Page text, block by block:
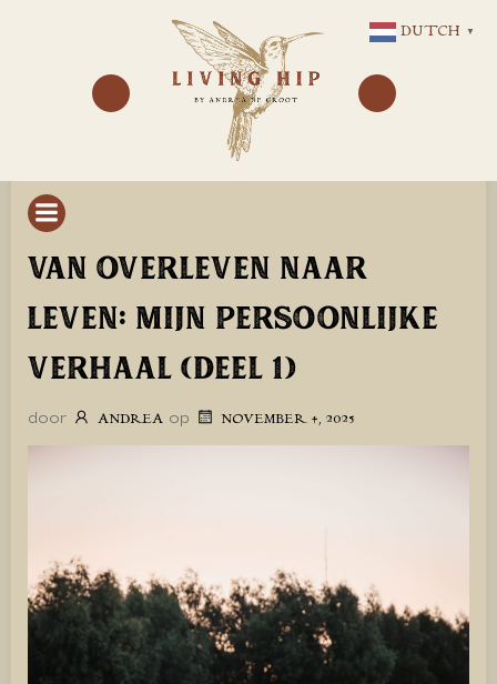
NAAR
DE
INHOUD
VAN OVERLEVEN NAAR
LEVEN: MIJN PERSOONLIJKE
VERHAAL (DEEL 1)
door ANDREA op NOVEMBER 4, 2025
DUTCH ▼